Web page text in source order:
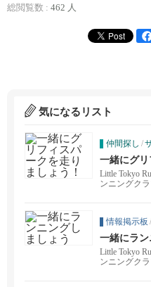
総閲覧数 : 462 人
気になるリスト
仲間探し /
一緒にグ
う！
Little Tokyo
ンニングクラ
情報掲示板 /
一緒にラン
Little Tokyo
ンニングクラ